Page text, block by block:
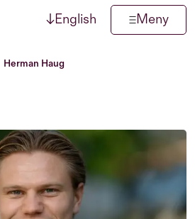
↓English Meny
Herman Haug